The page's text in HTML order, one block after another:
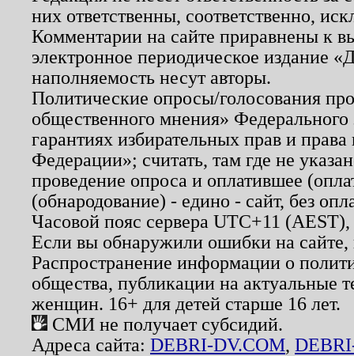
них ответственны, соответственно,
Комментарии на сайте приравнены к
электронное периодическое издание
наполняемость несут авторы.
Политические опросы/голосования
общественного мнения»
гарантиях избирательных прав и
Федерации»; считать, там где не
проведение опроса и оплатившее
(обнародование) - едино - сайт, без
Часовой пояс сервера UTC+11
Если вы обнаружили ошибки на
Распространение информации о
общества, публикации на актуальные
женщин. 16+ для детей старше 16 лет.
СМИ не получает субсидий.
Адреса сайта: DEBRI-DV.COM,